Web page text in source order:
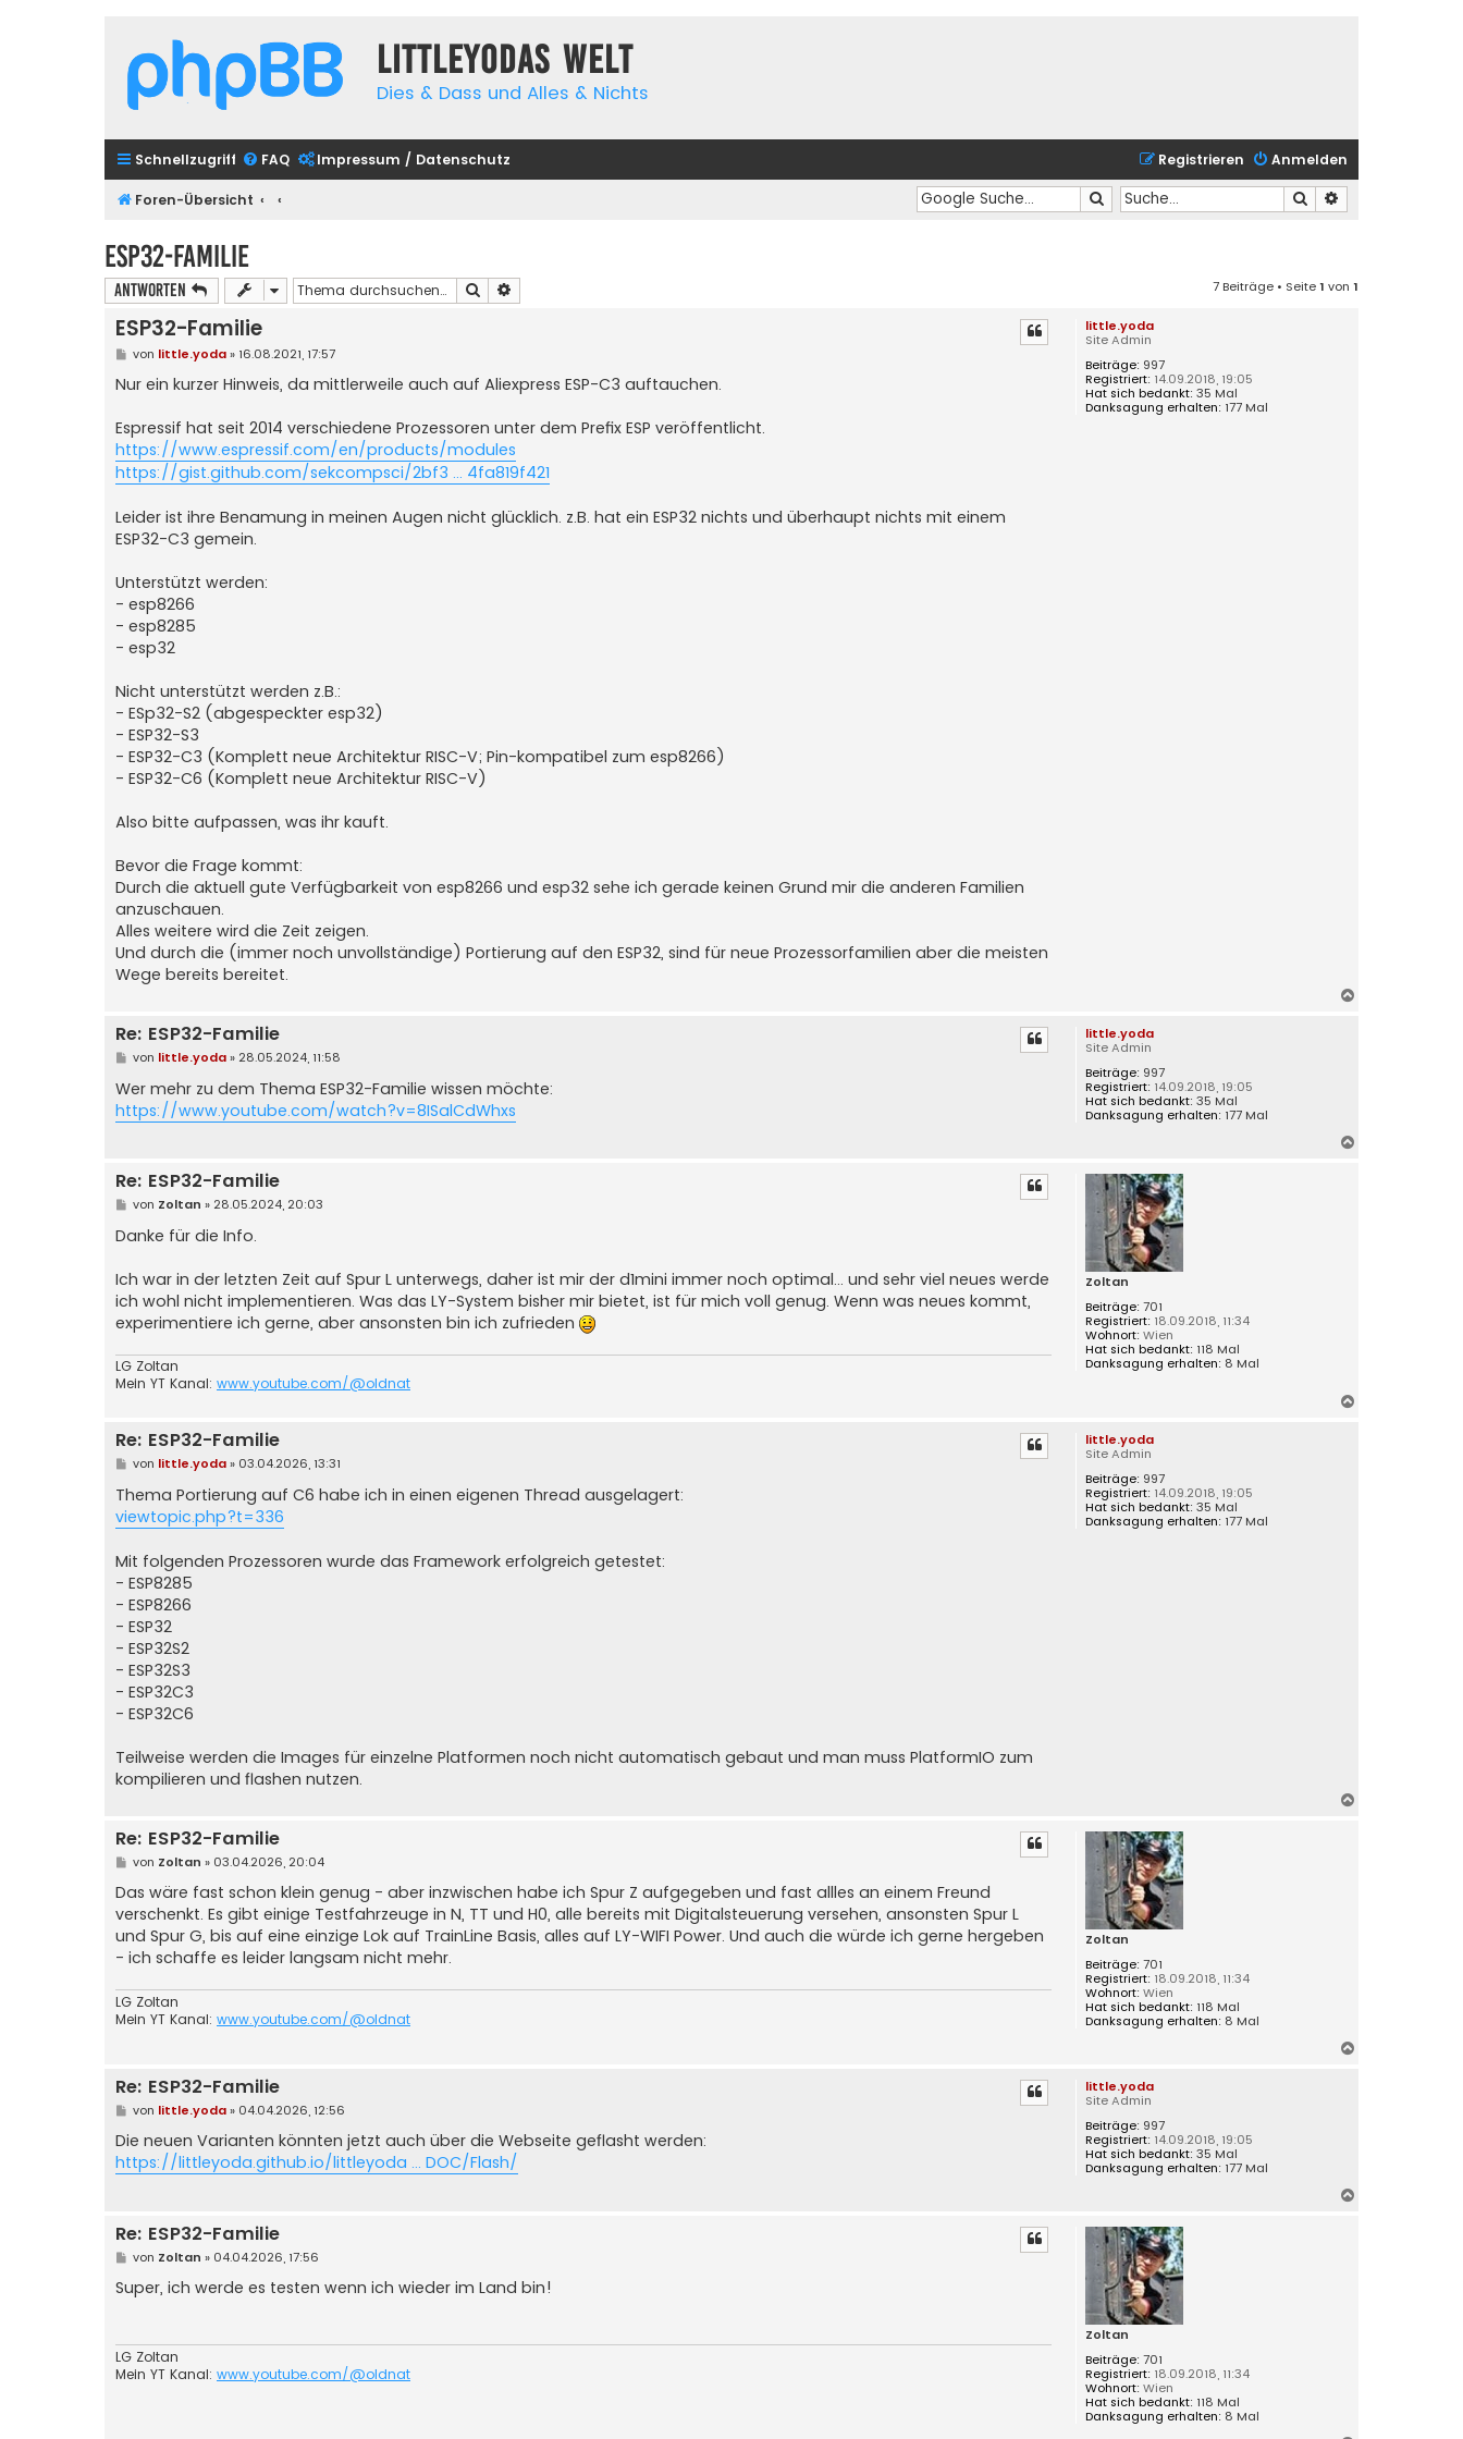
Littleyodas Welt
Dies & Dass und Alles & Nichts
Schnellzugriff FAQ Impressum / Datenschutz Anmelden
Registrieren
Foren-Übersicht Suche
Suche
ESP32-Familie
Antworten Suche 7 Beiträge • Seite1 von 1
little.yoda
Site Admin
Beiträge: 997
Registriert: 14.09.2018, 19:05
Hat sich bedankt: 35 Mal
Danksagung erhalten: 177 Mal
ESP32-Familie
B
i
t
a
g
von little.yoda» 16.08.2021, 17:57
Nur ein kurzer Hinweis, da mittlerweile auch auf Aliexpress ESP-C3 auftauchen.
Espressif hat seit 2014 verschiedene Prozessoren unter dem Prefix ESP veröffentlicht.
https://www.espressif.com/en/products/modules
https://gist.github.com/sekcompsci/2bf3 ... 4fa819f421
Leider ist ihre Benamung in meinen Augen nicht glücklich. z.B. hat ein ESP32 nichts und überhaupt nichts mit einem
ESP32-C3 gemein.
Unterstützt werden:
- esp8266
- esp8285
- esp32
Nicht unterstützt werden z.B.:
- ESp32-S2 (abgespeckter esp32)
- ESP32-S3
- ESP32-C3 (Komplett neue Architektur RISC-V; Pin-kompatibel zum esp8266)
- ESP32-C6 (Komplett neue Architektur RISC-V)
Also bitte aufpassen, was ihr kauft.
Bevor die Frage kommt:
Durch die aktuell gute Verfügbarkeit von esp8266 und esp32 sehe ich gerade keinen Grund mir die anderen Familien
anzuschauen.
Alles weitere wird die Zeit zeigen.
Und durch die (immer noch unvollständige) Portierung auf den ESP32, sind für neue Prozessorfamilien aber die meisten
Wege bereits bereitet.
little.yoda
Site Admin
Beiträge: 997
Registriert: 14.09.2018, 19:05
Hat sich bedankt: 35 Mal
Danksagung erhalten: 177 Mal
Re: ESP32-Familie
B
i
t
r
a
von little.yoda» 28.05.2024, 11:58
Wer mehr zu dem Thema ESP32-Familie wissen möchte:
https://www.youtube.com/watch?v=8ISalCdWhxs
Zoltan
Beiträge: 701
Registriert: 18.09.2018, 11:34
Wohnort: Wien
Hat sich bedankt: 118 Mal
Danksagung erhalten: 8 Mal
Re: ESP32-Familie
B
i
t
a
g
von Zoltan » 28.05.2024, 20:03
Danke für die Info.
Ich war in der letzten Zeit auf Spur L unterwegs, daher ist mir der d1mini immer noch optimal... und sehr viel neues werde
ich wohl nicht implementieren. Was das LY-System bisher mir bietet, ist für mich voll genug. Wenn was neues kommt,
experimentiere ich gerne, aber ansonsten bin ich zufrieden
LG Zoltan
Mein YT Kanal: www.youtube.com/@oldnat
little.yoda
Site Admin
Beiträge: 997
Registriert: 14.09.2018, 19:05
Hat sich bedankt: 35 Mal
Danksagung erhalten: 177 Mal
Re: ESP32-Familie
B
i
t
r
a
von little.yoda» 03.04.2026, 13:31
Thema Portierung auf C6 habe ich in einen eigenen Thread ausgelagert:
viewtopic.php?t=336
Mit folgenden Prozessoren wurde das Framework erfolgreich getestet:
- ESP8285
- ESP8266
- ESP32
- ESP32S2
- ESP32S3
- ESP32C3
- ESP32C6
Teilweise werden die Images für einzelne Platformen noch nicht automatisch gebaut und man muss PlatformIO zum
kompilieren und flashen nutzen.
Zoltan
Beiträge: 701
Registriert: 18.09.2018, 11:34
Wohnort: Wien
Hat sich bedankt: 118 Mal
Danksagung erhalten: 8 Mal
Re: ESP32-Familie
B
i
t
r
a
g
von Zoltan » 03.04.2026, 20:04
Das wäre fast schon klein genug - aber inzwischen habe ich Spur Z aufgegeben und fast allles an einem Freund
verschenkt. Es gibt einige Testfahrzeuge in N, TT und H0, alle bereits mit Digitalsteuerung versehen, ansonsten Spur L
und Spur G, bis auf eine einzige Lok auf TrainLine Basis, alles auf LY-WIFI Power. Und auch die würde ich gerne hergeben
- ich schaffe es leider langsam nicht mehr.
LG Zoltan
Mein YT Kanal: www.youtube.com/@oldnat
little.yoda
Site Admin
Beiträge: 997
Registriert: 14.09.2018, 19:05
Hat sich bedankt: 35 Mal
Danksagung erhalten: 177 Mal
Re: ESP32-Familie
B
i
t
r
a
von little.yoda» 04.04.2026, 12:56
Die neuen Varianten könnten jetzt auch über die Webseite geflasht werden:
https://littleyoda.github.io/littleyoda ... DOC/Flash/
Zoltan
Beiträge: 701
Registriert: 18.09.2018, 11:34
Wohnort: Wien
Hat sich bedankt: 118 Mal
Danksagung erhalten: 8 Mal
Re: ESP32-Familie
B
i
t
g
von Zoltan » 04.04.2026, 17:56
Super, ich werde es testen wenn ich wieder im Land bin!
LG Zoltan
Mein YT Kanal: www.youtube.com/@oldnat